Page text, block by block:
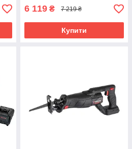
6 119 ₴ 7 219 ₴
Купити